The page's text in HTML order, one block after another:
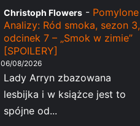
Christoph Flowers - Pomylone
Analizy: Ród smoka, sezon 3,
odcinek 7 – „Smok w zimie”
[SPOILERY]
06/08/2026
Lady Arryn zbazowana
lesbijka i w książce jest to
spójne od...